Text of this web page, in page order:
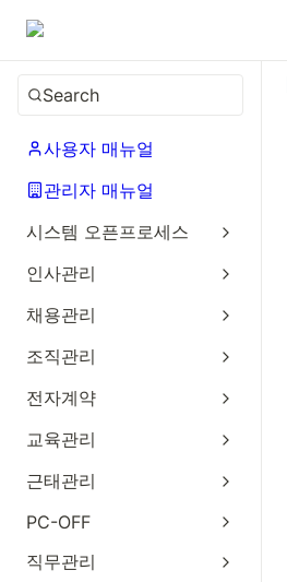
Search
사용자 매뉴얼
관리자 매뉴얼
시스템 오픈프로세스
인사관리
채용관리
조직관리
전자계약
교육관리
근태관리
PC-OFF
직무관리